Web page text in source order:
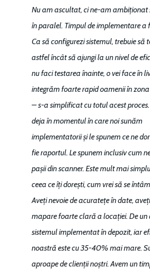
Nu am ascultat, ci ne-am ambiționat
în paralel. Timpul de implementare a
Ca să configurezi sistemul, trebuie să
astfel încât să ajungi la un nivel de
nu faci testarea înainte, o vei face în
integrăm foarte rapid oamenii în
– s-a simplificat cu totul acest
deja în momentul în care noi sunăm
implementatorii și le spunem ce ne
fie raportul. Le spunem inclusiv cum
pașii din scanner. Este mult mai
ceea ce îți dorești, cum vrei să se
Aveți nevoie de acuratețe în date,
mapare foarte clară a locației. De un
sistemul implementat în depozit, iar
noastră este cu 35-40% mai mare.
aproape de clienții noștri. Avem un